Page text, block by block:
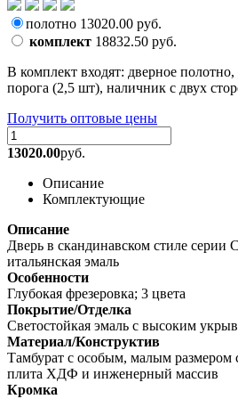
полотно 13020.00 руб.
комплект 18832.50 руб.
В комплект входят: дверное полотно,
порога (2,5 шт), наличник с двух
Получить оптовые цены
13020.00руб.
Описание
Комплектующие
Описание
Дверь в скандинавском стиле серии
итальянская эмаль
Особенности
Глубокая фрезеровка; 3 цвета
Покрытие/Отделка
Светостойкая эмаль с высоким
Материал/Конструктив
Тамбурат с особым, малым размером
плита ХДФ и инженерный массив
Кромка